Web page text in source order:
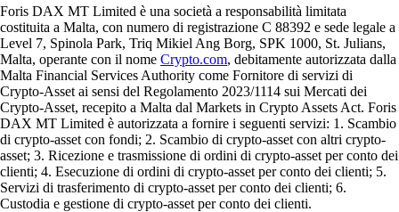
Foris DAX MT Limited è una società a responsabilità limitata
costituita a Malta, con numero di registrazione C 88392 e sede legale a
Level 7, Spinola Park, Triq Mikiel Ang Borg, SPK 1000, St. Julians,
Malta, operante con il nome Crypto.com, debitamente autorizzata dalla
Malta Financial Services Authority come Fornitore di servizi di
Crypto-Asset ai sensi del Regolamento 2023/1114 sui Mercati dei
Crypto-Asset, recepito a Malta dal Markets in Crypto Assets Act. Foris
DAX MT Limited è autorizzata a fornire i seguenti servizi: 1. Scambio
di crypto-asset con fondi; 2. Scambio di crypto-asset con altri crypto-
asset; 3. Ricezione e trasmissione di ordini di crypto-asset per conto dei
clienti; 4. Esecuzione di ordini di crypto-asset per conto dei clienti; 5.
Servizi di trasferimento di crypto-asset per conto dei clienti; 6.
Custodia e gestione di crypto-asset per conto dei clienti.